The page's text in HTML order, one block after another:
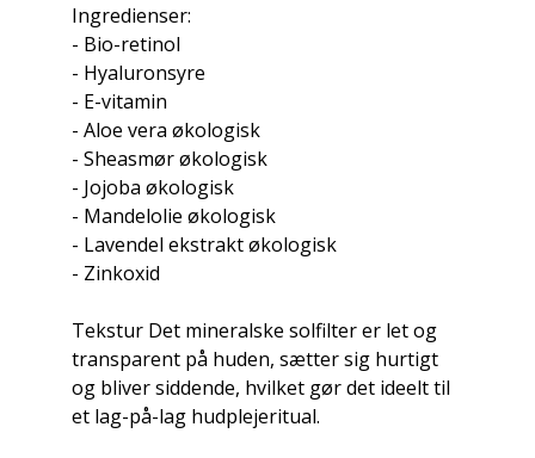
Ingredienser:
- Bio-retinol
- Hyaluronsyre
- E-vitamin
- Aloe vera økologisk
- Sheasmør økologisk
- Jojoba økologisk
- Mandelolie økologisk
- Lavendel ekstrakt økologisk
- Zinkoxid
Tekstur Det mineralske solfilter er let og
transparent på huden, sætter sig hurtigt
og bliver siddende, hvilket gør det ideelt til
et lag-på-lag hudplejeritual.